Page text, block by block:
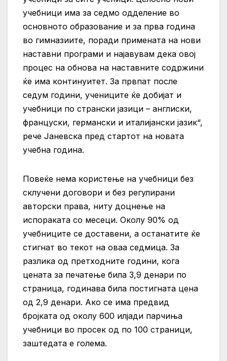
учебници има за седмо одделение во
основното образование и за прва година
во гимназиите, поради примената на нови
наставни програми и најавувам дека овој
процес на обнова на наставните содржини
ќе има континуитет. За првпат после
седум години, учениците ќе добијат и
учебници по странски јазици – англиски,
француски, германски и италијански јазик“,
рече Јаневска пред стартот на новата
учебна година.
Повеќе нема користење на учебници без
склучени договори и без регулирани
авторски права, ниту доцнење на
испораката со месеци. Околу 90% од
учебниците се доставени, а останатите ќе
стигнат во текот на оваа седмица. За
разлика од претходните години, кога
цената за печатење била 3,9 денари по
страница, годинава била постигната цена
од 2,9 денари. Ако се има предвид
бројката од околу 600 илјади парчиња
учебници во просек од по 100 страници,
заштедата е голема.